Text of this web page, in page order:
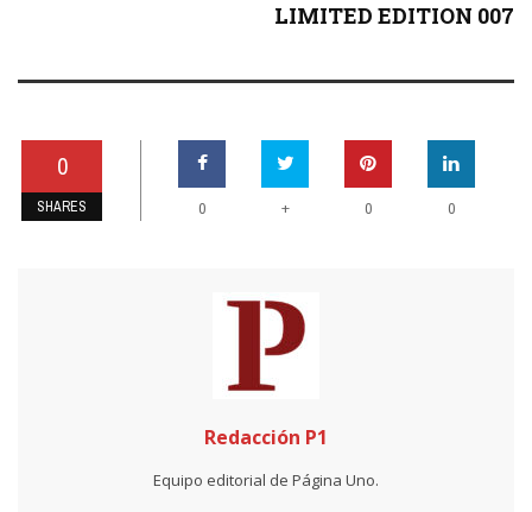
LIMITED EDITION 007
0
SHARES 0 + 0 0
Redacción P1
Equipo editorial de Página Uno.